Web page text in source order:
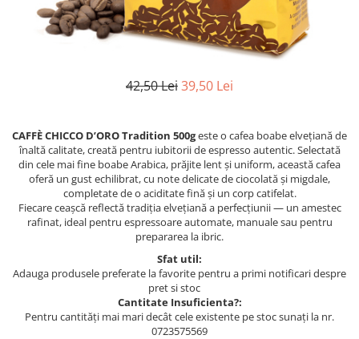
42,50 Lei39,50 Lei
CAFFÈ CHICCO D’ORO Tradition 500geste o cafea boabe elvețiană de
înaltă calitate, creată pentru iubitorii de espresso autentic. Selectată
din cele mai fine boabe Arabica, prăjite lent și uniform, această cafea
oferă un gust echilibrat, cu note delicate de ciocolată și migdale,
completate de o aciditate fină și un corp catifelat.
Fiecare ceașcă reflectă tradiția elvețiană a perfecțiunii — un amestec
rafinat, ideal pentru espressoare automate, manuale sau pentru
prepararea la ibric.
Sfat util:
Adauga produsele preferate la favorite pentru a primi notificari despre
pret si stoc
Cantitate Insuficienta?:
Pentru cantități mai mari decât cele existente pe stoc sunați la nr.
0723575569